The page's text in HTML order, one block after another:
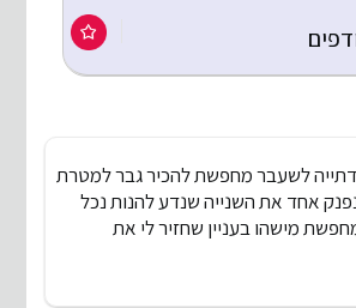
דתייה לשעבר מחפשת להכיר גבר למטרת
אחד את השנייה שנדע להנות נכל
מישהו בעניין שחזיר לי את